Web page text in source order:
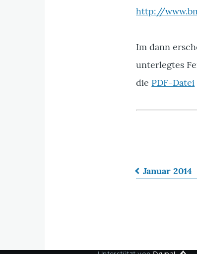
http://
Im dann
unterlegtes
die PDF-Datei
das
Januar 2014